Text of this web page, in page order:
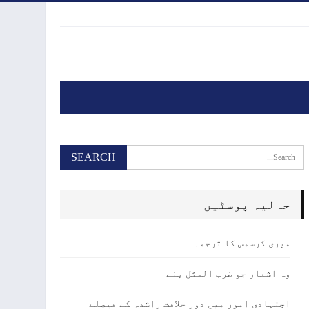
حالیہ پوسٹیں
میری کرسمس کا ترجمہ
وہ اشعار جو ضرب المثل بنے
اجتہادی امور میں دور خلافت راشدہ کے فیصلے